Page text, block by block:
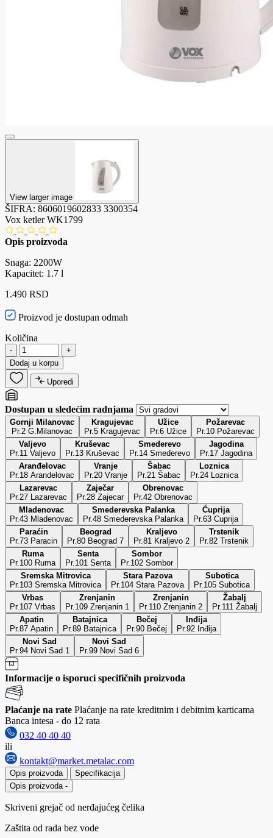
View larger image
ŠIFRA: 8606019602833 3300354
Vox ketler WK1799
Opis proizvoda
Snaga: 2200W
Kapacitet: 1.7 l
1.490 RSD
Proizvod je dostupan odmah
Količina
-
+
Dodaj u korpu
Uporedi
Dostupan u sledećim radnjama
Gornji Milanovac
Pr.2 G.Milanovac
Kragujevac
Pr.5 Kragujevac
Užice
Pr.6 Užice
Požarevac
Pr.10 Požarevac
Valjevo
Pr.11 Valjevo
Kruševac
Pr.13 Kruševac
Smederevo
Pr.14 Smederevo
Jagodina
Pr.17 Jagodina
Aranđelovac
Pr.18 Arandelovac
Vranje
Pr.20 Vranje
Šabac
Pr.21 Šabac
Loznica
Pr.24 Loznica
Lazarevac
Pr.27 Lazarevac
Zaječar
Pr.28 Zajecar
Obrenovac
Pr.42 Obrenovac
Mladenovac
Pr.43 Mladenovac
Smederevska Palanka
Pr.48 Smederevska Palanka
Ćuprija
Pr.63 Cuprija
Paraćin
Pr.73 Paracin
Beograd
Pr.80 Beograd 7
Kraljevo
Pr.81 Kraljevo 2
Trstenik
Pr.82 Trstenik
Ruma
Pr.100 Ruma
Senta
Pr.101 Senta
Sombor
Pr.102 Sombor
Sremska Mitrovica
Pr.103 Sremska Mitrovica
Stara Pazova
Pr.104 Stara Pazova
Subotica
Pr.105 Subotica
Vrbas
Pr.107 Vrbas
Zrenjanin
Pr.109 Zrenjanin 1
Zrenjanin
Pr.110 Zrenjanin 2
Žabalj
Pr.111 Žabalj
Apatin
Pr.87 Apatin
Batajnica
Pr.89 Batajnica
Bečej
Pr.90 Bečej
Inđija
Pr.92 Inđija
Novi Sad
Pr.94 Novi Sad 1
Novi Sad
Pr.99 Novi Sad 6
Informacije o isporuci specifičnih proizvoda
Plaćanje na rate Plaćanje na rate kreditnim i debitnim karticama
Banca intesa - do 12 rata
032 40 40 40
ili
kontakt@market.metalac.com
Opis proizvoda
Specifikacija
Opis proizvoda -
Skriveni grejač od nerđajućeg čelika
Zaštita od rada bez vode